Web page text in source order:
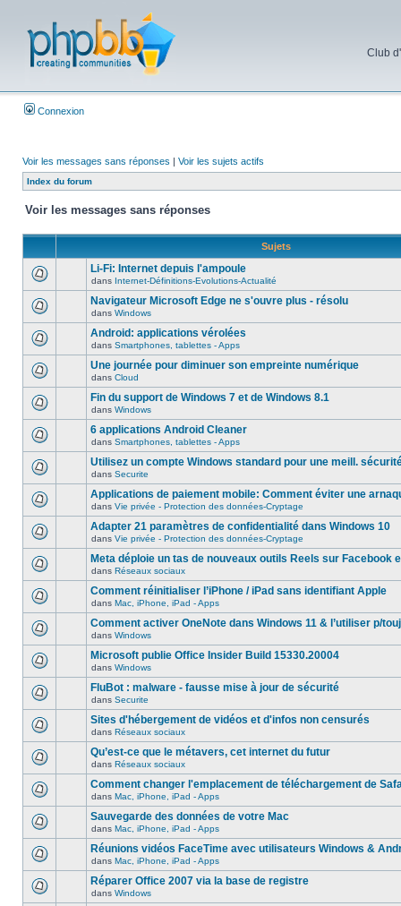
Club
Connexion
Voir les messages sans réponses | Voir les sujets actifs
Index du forum
Voir les messages sans réponses
Sujets
Li-Fi: Internet depuis l'ampoule
dans Internet-Définitions-Evolutions-Actualité
Navigateur Microsoft Edge ne s'ouvre plus - résolu
dans Windows
Android: applications vérolées
dans Smartphones, tablettes - Apps
Une journée pour diminuer son empreinte numérique
dans Cloud
Fin du support de Windows 7 et de Windows 8.1
dans Windows
6 applications Android Cleaner
dans Smartphones, tablettes - Apps
Utilisez un compte Windows standard pour une meill.
dans Securite
Applications de paiement mobile: Comment éviter une
dans Vie privée - Protection des données-Cryptage
Adapter 21 paramètres de confidentialité dans Windows 10
dans Vie privée - Protection des données-Cryptage
Meta déploie un tas de nouveaux outils Reels sur Facebook
dans Réseaux sociaux
Comment réinitialiser l’iPhone / iPad sans identifiant Apple
dans Mac, iPhone, iPad - Apps
Comment activer OneNote dans Windows 11 & l’utiliser p/touj
dans Windows
Microsoft publie Office Insider Build 15330.20004
dans Windows
FluBot : malware - fausse mise à jour de sécurité
dans Securite
Sites d'hébergement de vidéos et d'infos non censurés
dans Réseaux sociaux
Qu’est-ce que le métavers, cet internet du futur
dans Réseaux sociaux
Comment changer l'emplacement de téléchargement de
dans Mac, iPhone, iPad - Apps
Sauvegarde des données de votre Mac
dans Mac, iPhone, iPad - Apps
Réunions vidéos FaceTime avec utilisateurs Windows &
dans Mac, iPhone, iPad - Apps
Réparer Office 2007 via la base de registre
dans Windows